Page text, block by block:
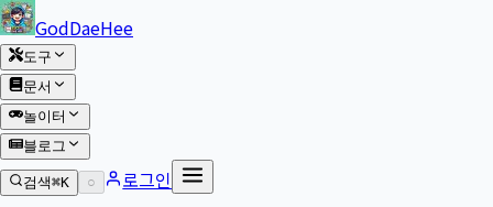
본문 바로가기
GodDaeHee
도구
문서
놀이터
블로그
검색⌘K ○
로그인